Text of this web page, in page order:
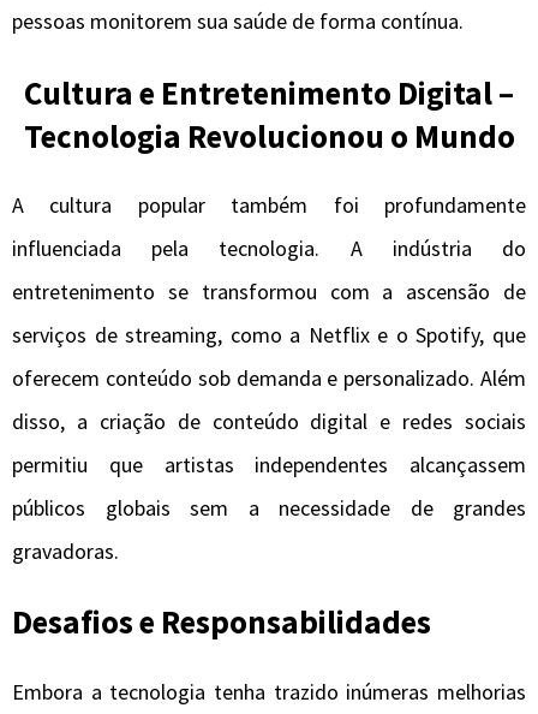
pessoas monitorem sua saúde de forma contínua.
Cultura e Entretenimento Digital –
Tecnologia Revolucionou o Mundo
A cultura popular também foi profundamente
influenciada pela tecnologia. A indústria do
entretenimento se transformou com a ascensão de
serviços de streaming, como a Netflix e o Spotify, que
oferecem conteúdo sob demanda e personalizado. Além
disso, a criação de conteúdo digital e redes sociais
permitiu que artistas independentes alcançassem
públicos globais sem a necessidade de grandes
gravadoras.
Desafios e Responsabilidades
Embora a tecnologia tenha trazido inúmeras melhorias